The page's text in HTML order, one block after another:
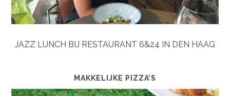
JAZZ LUNCH BIJ RESTAURANT 6&24 IN DEN HAAG
MAKKELIJKE PIZZA’S